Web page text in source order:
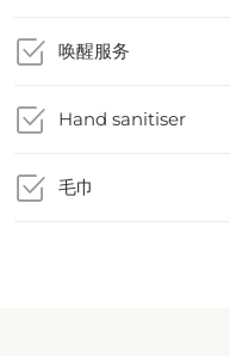
唤醒服务
Hand sanitiser
毛巾